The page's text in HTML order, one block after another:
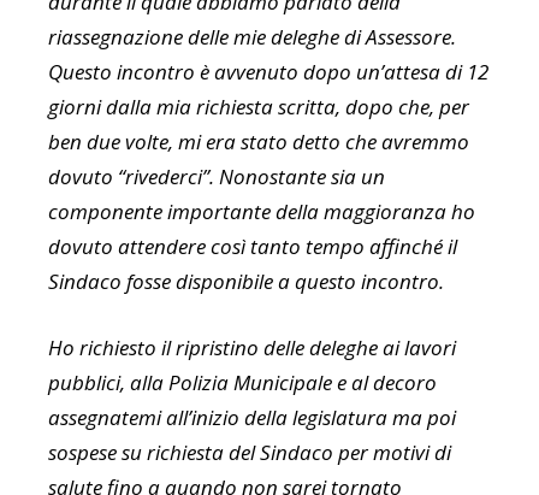
riassegnazione delle mie deleghe di Assessore.
Questo incontro è avvenuto dopo un’attesa di 12
giorni dalla mia richiesta scritta, dopo che, per
ben due volte, mi era stato detto che avremmo
dovuto “rivederci”. Nonostante sia un
componente importante della maggioranza ho
dovuto attendere così tanto tempo affinché il
Sindaco fosse disponibile a questo incontro.
Ho richiesto il ripristino delle deleghe ai lavori
pubblici, alla Polizia Municipale e al decoro
assegnatemi all’inizio della legislatura ma poi
sospese su richiesta del Sindaco per motivi di
salute fino a quando non sarei tornato